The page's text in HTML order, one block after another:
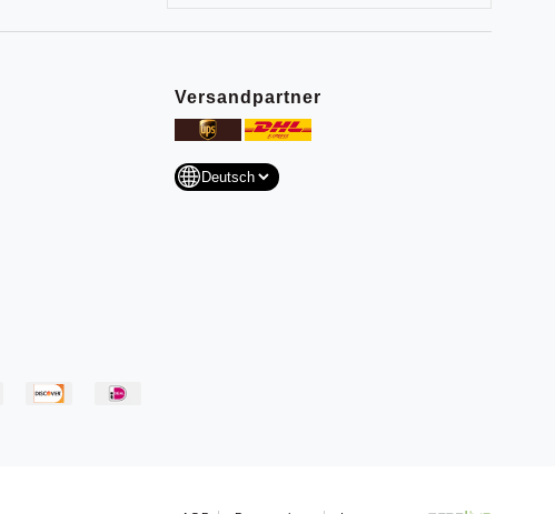
Versandpartner